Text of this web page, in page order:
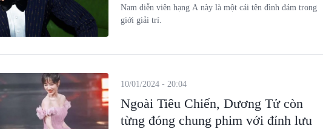
Nam diễn viên hạng A này là một cái tên đình đám trong
giới giải trí.
Ngoài Tiêu Chiến, Dương Tử còn
từng đóng chung phim với đỉnh lưu
10/01/2024 - 20:04